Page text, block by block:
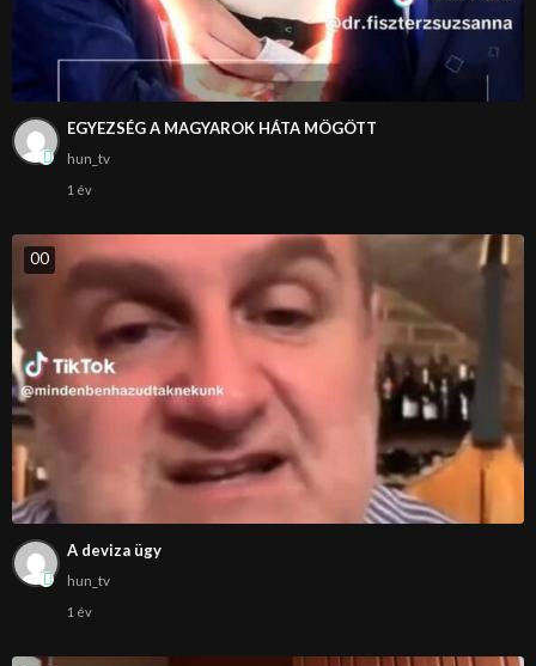
EGYEZSÉG A MAGYAROK HÁTA MÖGÖTT
hun_tv
1 év
00
A deviza ügy
hun_tv
1 év